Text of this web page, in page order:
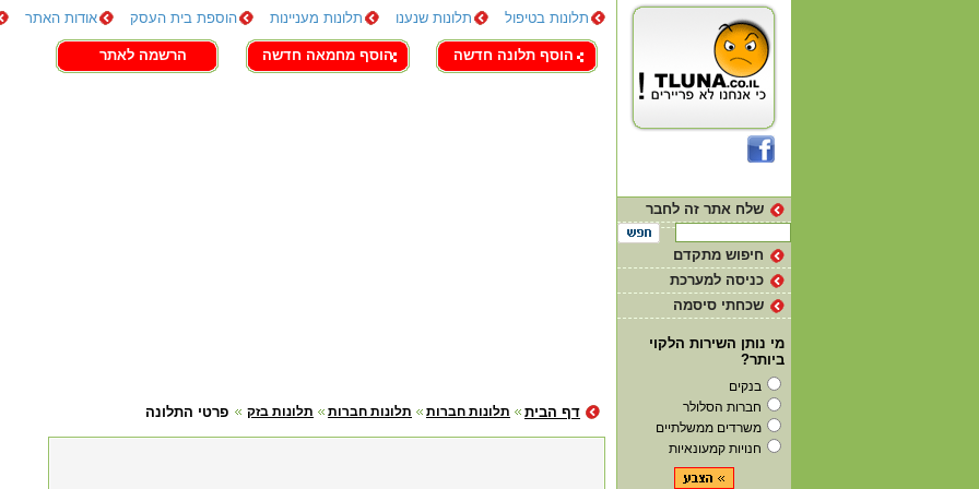
תלונות בטיפול תלונות שנענו תלונות מעניינות הוספת בית העסק אודות האתר
צור קשר
הוסף תלונה חדשה הוסף מחמאה חדשה הרשמה לאתר
פרטי התלונה תלונות בזק תלונות חברות תלונות חברות דף הבית
שלח אתר זה לחבר
חיפוש מתקדם
כניסה למערכת
שכחתי סיסמה
מי נותן השירות הלקוי
ביותר?
בנקים
חברות הסלולר
משרדים ממשלתיים
חנויות קמעונאיות